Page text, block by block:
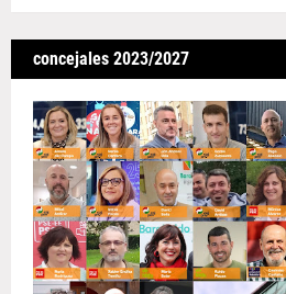
concejales 2023/2027